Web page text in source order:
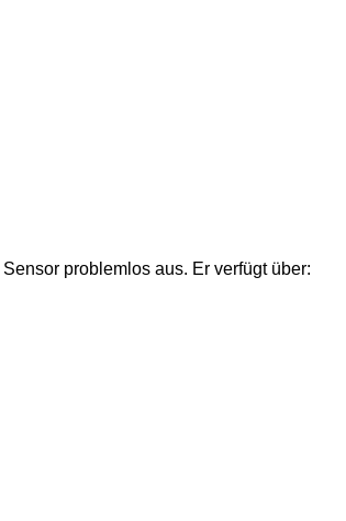
problemlos aus. Er verfügt über: